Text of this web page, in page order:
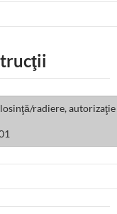
radiere, autorizaţie